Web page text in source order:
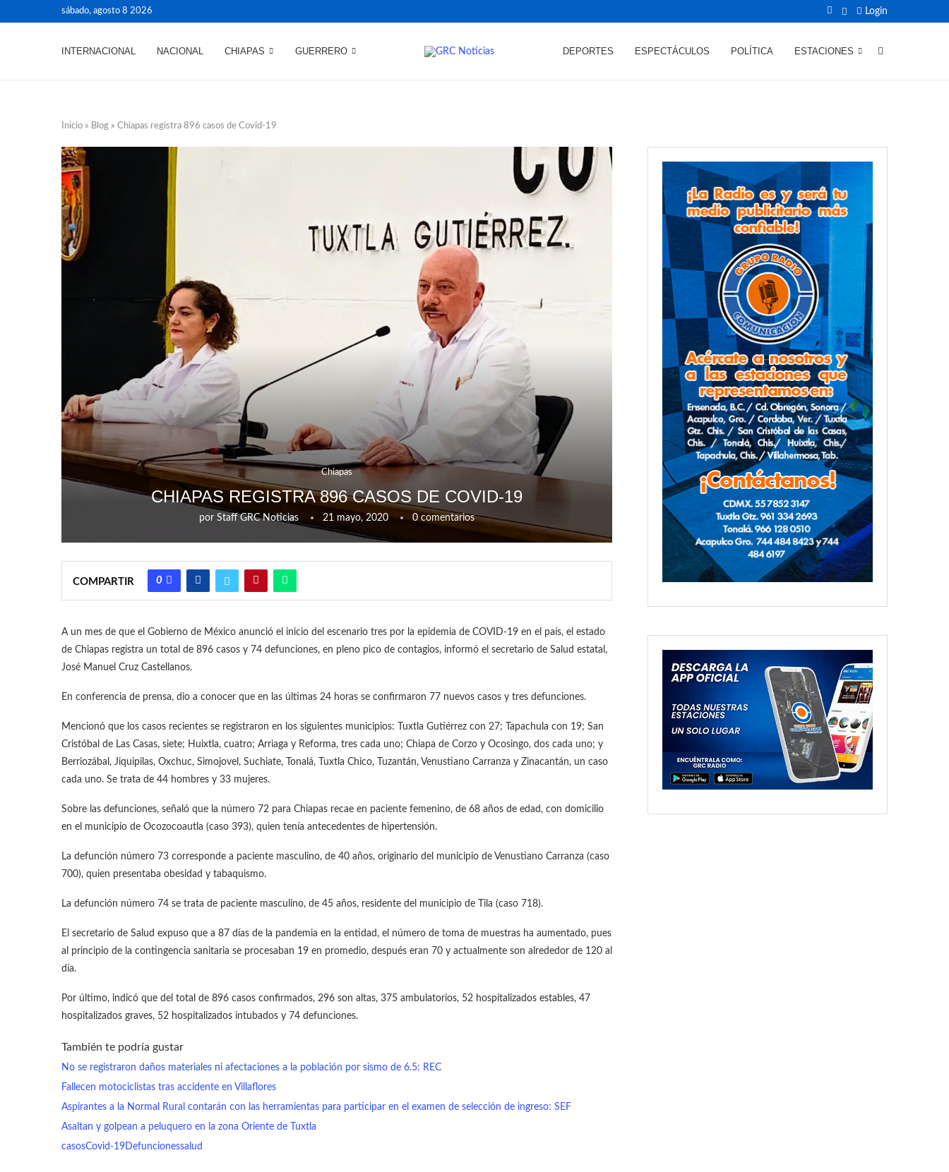
sábado, agosto 8 2026 Login
INTERNACIONAL NACIONAL CHIAPAS GUERRERO DEPORTES ESPECTÁCULOS POLÍTICA ESTACIONES
Inicio » Blog » Chiapas registra 896 casos de Covid-19
Chiapas
CHIAPAS REGISTRA 896 CASOS DE COVID-19
por Staff GRC Noticias 21 mayo, 2020 0 comentarios
COMPARTIR 0
A un mes de que el Gobierno de México anunció el inicio del escenario tres por la epidemia de COVID-19 en el país, el estado
de Chiapas registra un total de 896 casos y 74 defunciones, en pleno pico de contagios, informó el secretario de Salud estatal,
José Manuel Cruz Castellanos.
En conferencia de prensa, dio a conocer que en las últimas 24 horas se confirmaron 77 nuevos casos y tres defunciones.
Mencionó que los casos recientes se registraron en los siguientes municipios: Tuxtla Gutiérrez con 27; Tapachula con 19; San
Cristóbal de Las Casas, siete; Huixtla, cuatro; Arriaga y Reforma, tres cada uno; Chiapa de Corzo y Ocosingo, dos cada uno; y
Berriozábal, Jiquipilas, Oxchuc, Simojovel, Suchiate, Tonalá, Tuxtla Chico, Tuzantán, Venustiano Carranza y Zinacantán, un caso
cada uno. Se trata de 44 hombres y 33 mujeres.
Sobre las defunciones, señaló que la número 72 para Chiapas recae en paciente femenino, de 68 años de edad, con domicilio
en el municipio de Ocozocoautla (caso 393), quien tenía antecedentes de hipertensión.
La defunción número 73 corresponde a paciente masculino, de 40 años, originario del municipio de Venustiano Carranza (caso
700), quien presentaba obesidad y tabaquismo.
La defunción número 74 se trata de paciente masculino, de 45 años, residente del municipio de Tila (caso 718).
El secretario de Salud expuso que a 87 días de la pandemia en la entidad, el número de toma de muestras ha aumentado, pues
al principio de la contingencia sanitaria se procesaban 19 en promedio, después eran 70 y actualmente son alrededor de 120 al
día.
Por último, indicó que del total de 896 casos confirmados, 296 son altas, 375 ambulatorios, 52 hospitalizados estables, 47
hospitalizados graves, 52 hospitalizados intubados y 74 defunciones.
También te podría gustar
No se registraron daños materiales ni afectaciones a la población por sismo de 6.5: REC
Fallecen motociclistas tras accidente en Villaflores
Aspirantes a la Normal Rural contarán con las herramientas para participar en el examen de selección de ingreso: SEF
Asaltan y golpean a peluquero en la zona Oriente de Tuxtla
casosCovid-19 Defuncionessalud